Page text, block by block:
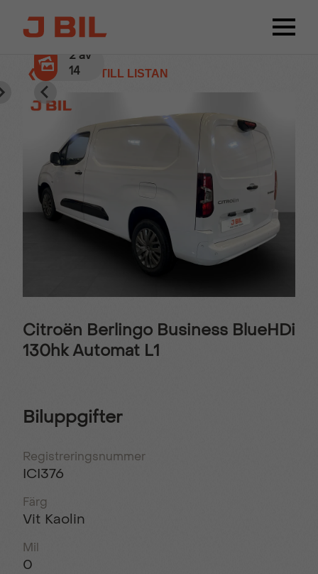
❮ TILLBAKA TILL LISTAN
2av
14
Citroën Berlingo Business BlueHDi
130hk Automat L1
Biluppgifter
Registreringsnummer
ICI376
Färg
Vit Kaolin
Mil
0